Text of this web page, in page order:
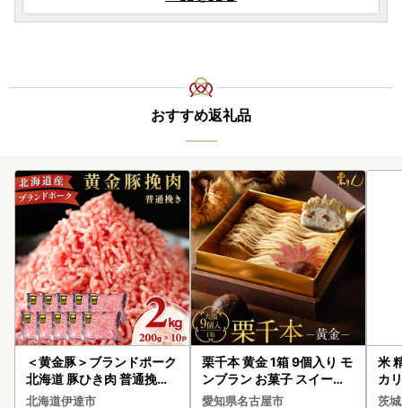
おすすめ返礼品
＜黄金豚＞ブランドポーク
北海道 豚ひき肉 普通挽き
200g 10パック 計2kg
北海道伊達市
栗千本 黄金 1箱 9個入り モ
ンブラン お菓子 スイーツ
デザート モンブラン 人気
愛知県名古屋市
米
カ
茨